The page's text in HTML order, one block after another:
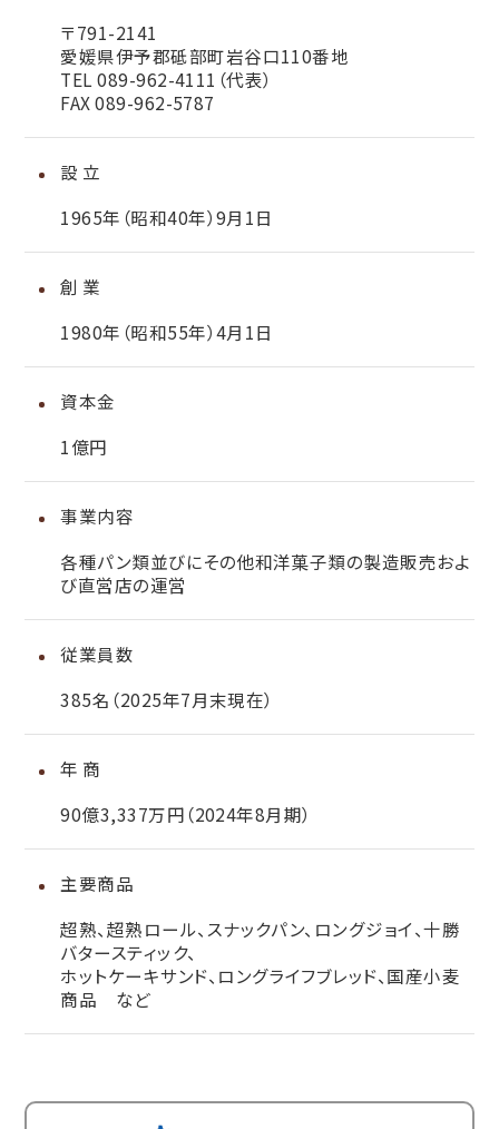
〒791-2141
愛媛県伊予郡砥部町岩谷口110番地
TEL 089-962-4111（代表）
FAX 089-962-5787
設 立
1965年（昭和40年）9月1日
創 業
1980年（昭和55年）4月1日
資本金
1億円
事業内容
各種パン類並びにその他和洋菓子類の製造販売およ
び直営店の運営
従業員数
385名（2025年7月末現在）
年 商
90億3,337万円（2024年8月期）
主要商品
超熟、超熟ロール、スナックパン、ロングジョイ、十勝
バタースティック、
ホットケーキサンド、ロングライフブレッド、国産小麦
商品 など